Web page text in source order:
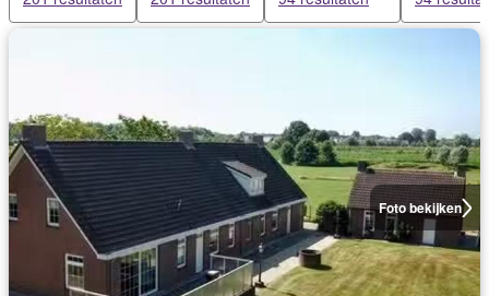
Foto bekijken